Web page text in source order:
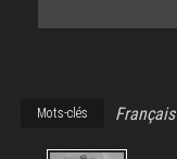
Mots-clés Français